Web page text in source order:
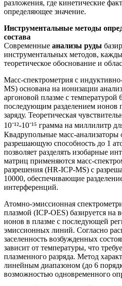
разложения, где кинетические
определяющее значение.
Инструментальные методы
состава
Современные анализы руды
инструментальных методов,
теоретическое обоснование и
Масс-спектрометрия с
MS) основана на ионизации
аргоновой плазме с температурой
последующим разделением
заряду. Теоретическая
10⁻¹²-10⁻¹⁵ грамма на миллилитр
Квадрупольные масс-анализаторы
разрешающую способность до 1
позволяет разделять изобарные
матриц применяются масс-
разрешения (HR-ICP-MS) с
10000, обеспечивающие
интерференций.
Атомно-эмиссионная
плазмой (ICP-OES) базируется на
ионов в плазме с последующей
эмиссионных линий. Согласно
заселенность возбужденных
зависит от температуры, что
плазменного разряда. Метод
линейным диапазоном (до 6
возможностью одновременного